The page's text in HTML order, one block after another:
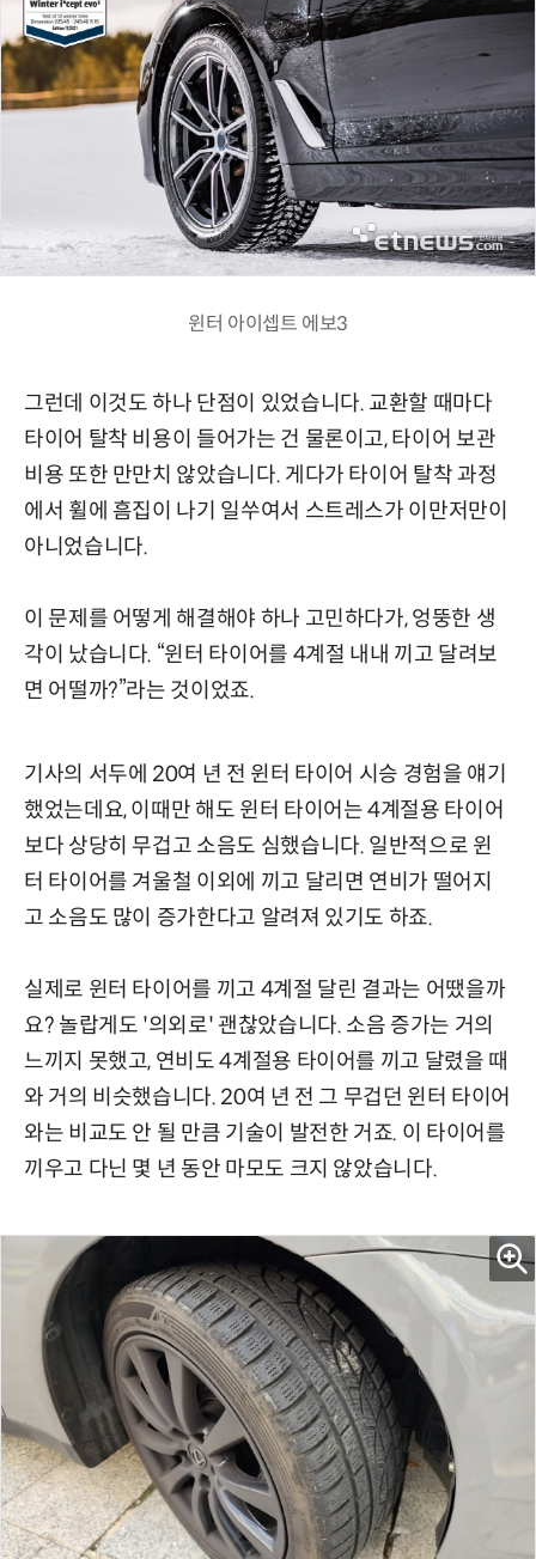
윈터 아이셉트 에보3
그런데 이것도 하나 단점이 있었습니다. 교환할 때마다
타이어 탈착 비용이 들어가는 건 물론이고, 타이어 보관
비용 또한 만만치 않았습니다. 게다가 타이어 탈착 과정
에서 휠에 흠집이 나기 일쑤여서 스트레스가 이만저만이
아니었습니다.
이 문제를 어떻게 해결해야 하나 고민하다가, 엉뚱한 생
각이 났습니다. “윈터 타이어를 4계절 내내 끼고 달려보
면 어떨까?”라는 것이었죠.
기사의 서두에 20여 년 전 윈터 타이어 시승 경험을 얘기
했었는데요, 이때만 해도 윈터 타이어는 4계절용 타이어
보다 상당히 무겁고 소음도 심했습니다. 일반적으로 윈
터 타이어를 겨울철 이외에 끼고 달리면 연비가 떨어지
고 소음도 많이 증가한다고 알려져 있기도 하죠.
실제로 윈터 타이어를 끼고 4계절 달린 결과는 어땠을까
요? 놀랍게도 '의외로' 괜찮았습니다. 소음 증가는 거의
느끼지 못했고, 연비도 4계절용 타이어를 끼고 달렸을 때
와 거의 비슷했습니다. 20여 년 전 그 무겁던 윈터 타이어
와는 비교도 안 될 만큼 기술이 발전한 거죠. 이 타이어를
끼우고 다닌 몇 년 동안 마모도 크지 않았습니다.